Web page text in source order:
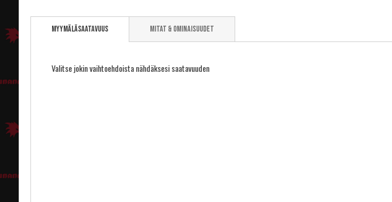
to
Myymäläsaatavuus
Valitse jokin vaihtoehdoista nähdäksesi saatavuuden
Mitat & ominaisuudet